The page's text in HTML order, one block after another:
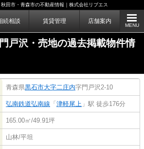
田市・青森市の不動産情報｜株式会社リブエス
続相談 賃貸管理 店舗案内
MENU
戸沢・売地の過去掲載物件情
青森県黒石市大字二庄内字門戸沢2-10
弘南鉄道弘南線 「 津軽尾上 」駅 徒歩176分
165.00㎡/49.91坪
山林/平坦